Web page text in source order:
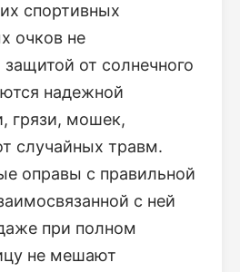
спортивных
очков не
защитой от солнечного
надежной
грязи, мошек,
случайных травм.
оправы с правильной
с ней
при полном
не мешают